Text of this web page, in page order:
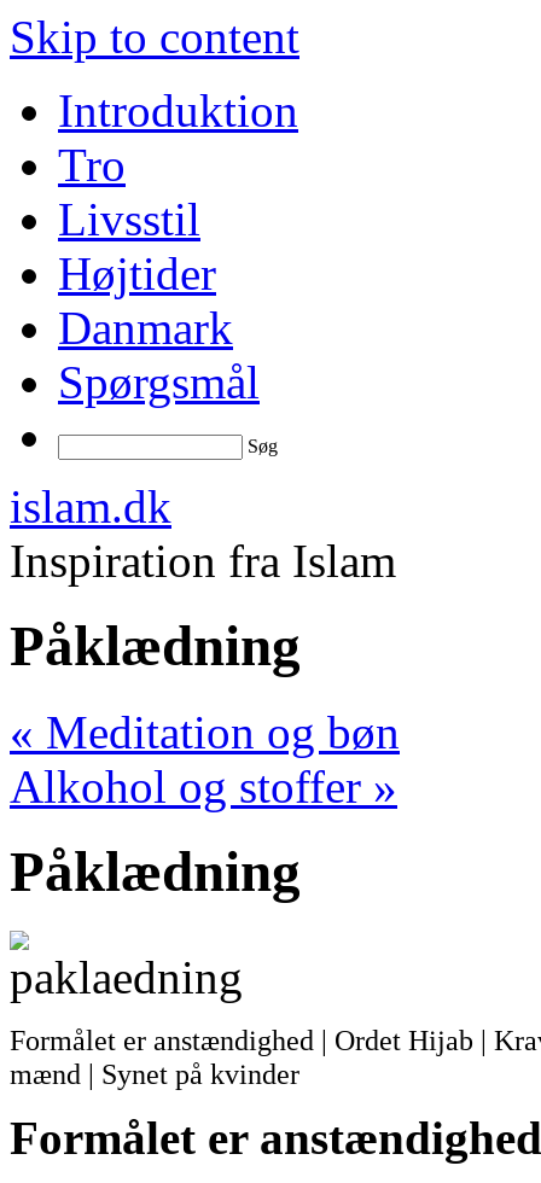
Skip to content
Introduktion
Tro
Livsstil
Højtider
Danmark
Spørgsmål
Søg
islam.dk
Inspiration fra Islam
Påklædning
« Meditation og bøn
Alkohol og stoffer »
Påklædning
Formålet er anstændighed | Ordet Hijab |
mænd | Synet på kvinder
Formålet er anstændighed